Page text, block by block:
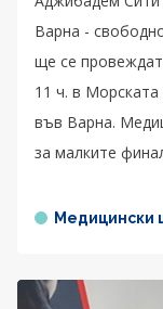
Варна -
ще се
11 ч. в Морската
във Варна.
за малките
Медицински